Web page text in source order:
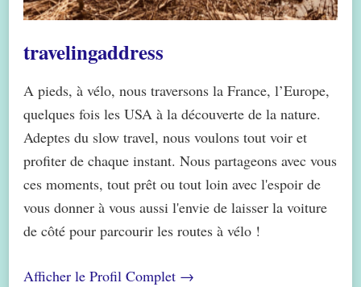
travelingaddress
A pieds, à vélo, nous traversons la France, l’Europe,
quelques fois les USA à la découverte de la nature.
Adeptes du slow travel, nous voulons tout voir et
profiter de chaque instant. Nous partageons avec vous
ces moments, tout prêt ou tout loin avec l'espoir de
vous donner à vous aussi l'envie de laisser la voiture
de côté pour parcourir les routes à vélo !
Afficher le Profil Complet →